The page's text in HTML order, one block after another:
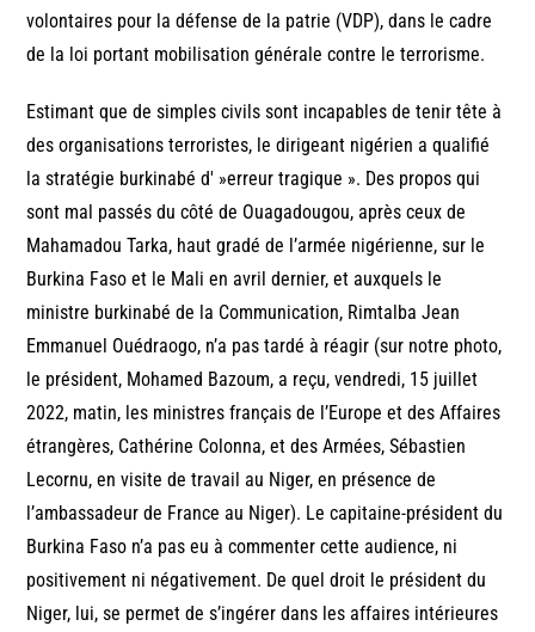
volontaires pour la défense de la patrie (VDP), dans le cadre
de la loi portant mobilisation générale contre le terrorisme.
Estimant que de simples civils sont incapables de tenir tête à
des organisations terroristes, le dirigeant nigérien a qualifié
la stratégie burkinabé d' »erreur tragique ». Des propos qui
sont mal passés du côté de Ouagadougou, après ceux de
Mahamadou Tarka, haut gradé de l’armée nigérienne, sur le
Burkina Faso et le Mali en avril dernier, et auxquels le
ministre burkinabé de la Communication, Rimtalba Jean
Emmanuel Ouédraogo, n’a pas tardé à réagir (sur notre photo,
le président, Mohamed Bazoum, a reçu, vendredi, 15 juillet
2022, matin, les ministres français de l’Europe et des Affaires
étrangères, Cathérine Colonna, et des Armées, Sébastien
Lecornu, en visite de travail au Niger, en présence de
l’ambassadeur de France au Niger). Le capitaine-président du
Burkina Faso n’a pas eu à commenter cette audience, ni
positivement ni négativement. De quel droit le président du
Niger, lui, se permet de s’ingérer dans les affaires intérieures